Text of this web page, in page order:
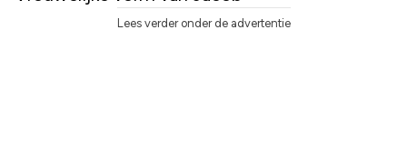
Lees verder onder de advertentie